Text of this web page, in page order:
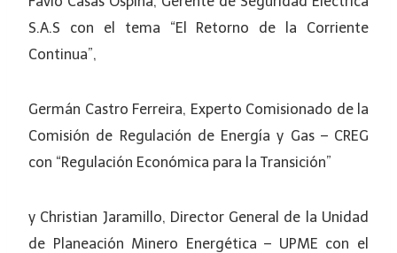
S.A.S con el tema “El Retorno de la Corriente
Continua”,
Germán Castro Ferreira, Experto Comisionado de la
Comisión de Regulación de Energía y Gas – CREG
con “Regulación Económica para la Transición”
y Christian Jaramillo, Director General de la Unidad
de Planeación Minero Energética – UPME con el